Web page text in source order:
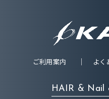
ご利用案内 よく
HAIR & Nail